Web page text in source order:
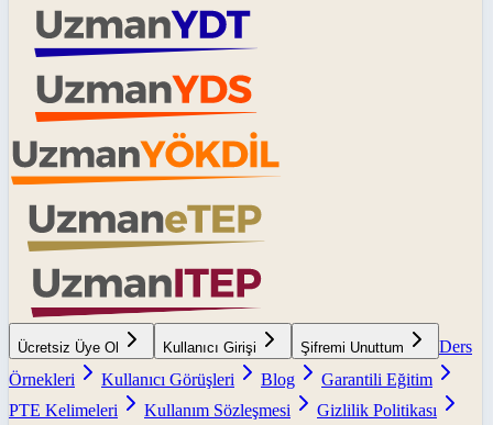
Ücretsiz Üye Ol Kullanıcı Girişi Şifremi Unuttum
Ders
Örnekleri
Kullanıcı Görüşleri Blog
Garantili Eğitim
PTE Kelimeleri
Kullanım Sözleşmesi
Gizlilik Politikası